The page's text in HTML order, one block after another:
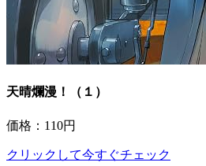
天晴爛漫！（１）
価格：110円
クリックして今すぐチェック